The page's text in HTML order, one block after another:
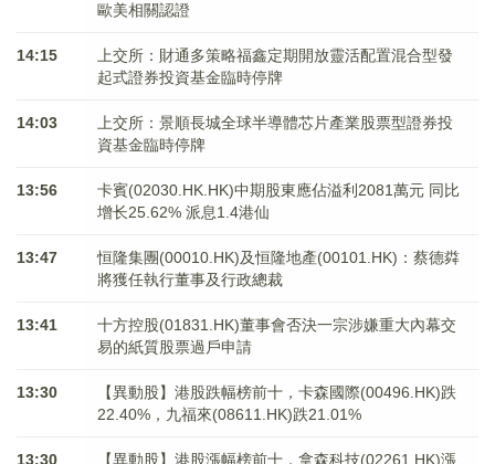
歐美相關認證
14:15
上交所：財通多策略福鑫定期開放靈活配置混合型發
起式證券投資基金臨時停牌
14:03
上交所：景順長城全球半導體芯片產業股票型證券投
資基金臨時停牌
13:56
卡賓(02030.HK.HK)中期股東應佔溢利2081萬元 同比
增长25.62% 派息1.4港仙
13:47
恒隆集團(00010.HK)及恒隆地產(00101.HK)：蔡德粦
將獲任執行董事及行政總裁
13:41
十方控股(01831.HK)董事會否決一宗涉嫌重大內幕交
易的紙質股票過戶申請
13:30
【異動股】港股跌幅榜前十，卡森國際(00496.HK)跌
22.40%，九福來(08611.HK)跌21.01%
13:30
【異動股】港股漲幅榜前十，拿森科技(02261.HK)漲